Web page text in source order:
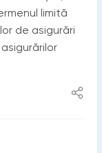
limită
de asigurări